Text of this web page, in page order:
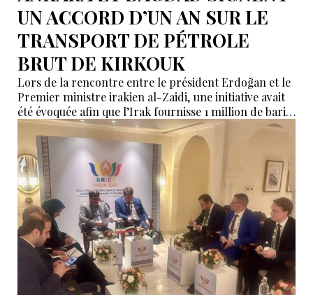
UN ACCORD D’UN AN SUR LE
TRANSPORT DE PÉTROLE
BRUT DE KIRKOUK
Lors de la rencontre entre le président Erdoğan et le
Premier ministre irakien al-Zaidi, une initiative avait
été évoquée afin que l’Irak fournisse 1 million de barils
de pétrole brut nécessaires aux raffineries turques.